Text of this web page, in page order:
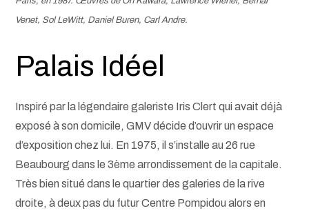
Venet, Sol LeWitt, Daniel Buren, Carl Andre.
Palais Idéel
Inspiré par la légendaire galeriste Iris Clert qui avait déjà
exposé à son domicile, GMV décide d’ouvrir un espace
d’exposition chez lui. En 1975, il s’installe au 26 rue
Beaubourg dans le 3ème arrondissement de la capitale.
Très bien situé dans le quartier des galeries de la rive
droite, à deux pas du futur Centre Pompidou alors en